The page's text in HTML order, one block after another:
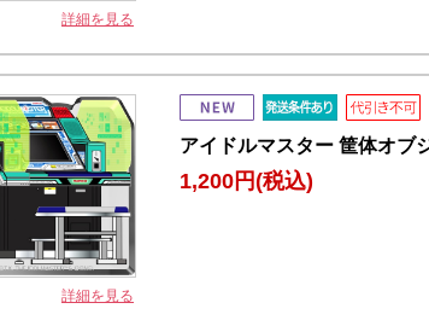
詳細を見る
詳細を見る
アイドルマスター 筐体オブ
1,200円(税込)